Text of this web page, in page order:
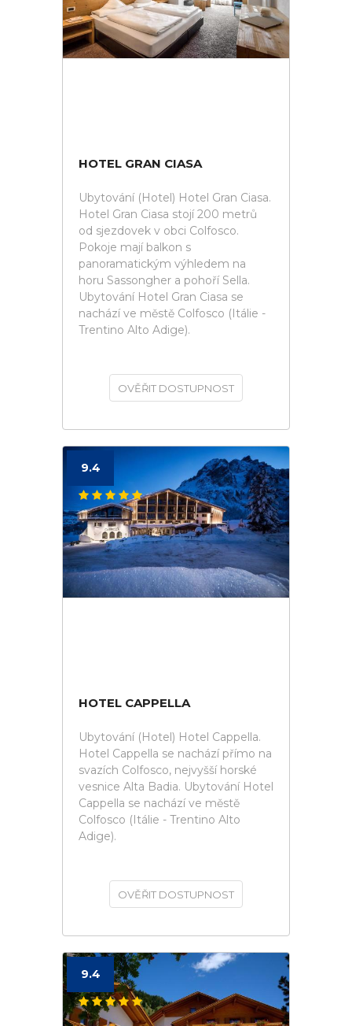
HOTEL GRAN CIASA
Ubytování (Hotel) Hotel Gran Ciasa.
Hotel Gran Ciasa stojí 200 metrů
od sjezdovek v obci Colfosco.
Pokoje mají balkon s
panoramatickým výhledem na
horu Sassongher a pohoří Sella.
Ubytování Hotel Gran Ciasa se
nachází ve městě Colfosco (Itálie -
Trentino Alto Adige).
OVĚŘIT DOSTUPNOST
9.4
HOTEL CAPPELLA
Ubytování (Hotel) Hotel Cappella.
Hotel Cappella se nachází přímo na
svazích Colfosco, nejvyšší horské
vesnice Alta Badia. Ubytování Hotel
Cappella se nachází ve městě
Colfosco (Itálie - Trentino Alto
Adige).
OVĚŘIT DOSTUPNOST
9.4